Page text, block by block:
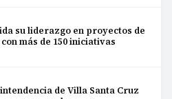
su liderazgo en proyectos de
más de 150 iniciativas
de Villa Santa Cruz